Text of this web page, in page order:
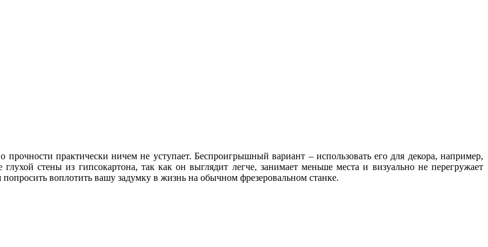
практически ничем не уступает. Беспроигрышный вариант – использовать его для декора, например,
стены из гипсокартона, так как он выглядит легче, занимает меньше места и визуально не перегружает
воплотить вашу задумку в жизнь на обычном фрезеровальном станке.